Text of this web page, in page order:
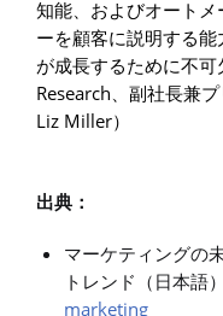
知能、およびオートメ
ーを顧客に説明する
が成長するために不可
Research、副社長兼プ
Liz Miller）
出典：
マーケティングの
トレンド（日本語
marketing